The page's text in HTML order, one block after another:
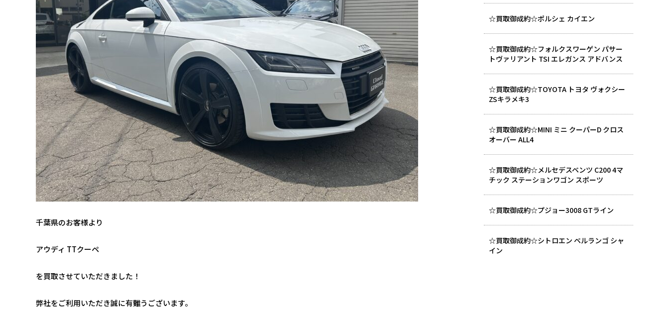
千葉県のお客様より
アウディ TTクーペ
を買取させていただきました！
弊社をご利用いただき誠に有難うございます。
☆買取御成約☆ポルシェ カイエン
☆買取御成約☆フォルクスワーゲン パサー
トヴァリアント TSI エレガンス アドバンス
☆買取御成約☆TOYOTA トヨタ ヴォクシー
ZSキラメキ3
☆買取御成約☆MINI ミニ クーパーD クロス
オーバー ALL4
☆買取御成約☆メルセデスベンツ C200 4マ
チック ステーションワゴン スポーツ
☆買取御成約☆プジョー3008 GTライン
☆買取御成約☆シトロエン ベルランゴ シャ
イン